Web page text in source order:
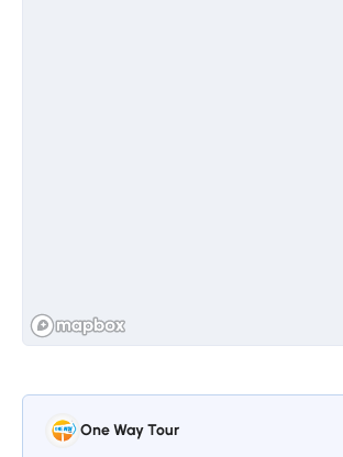
Ausstellungen zu seiner
Karriere, seinen Kompositionen
internationalen Musik erkunden
Museum zeigt außerdem
Fotografien und persönliche
One Way Tour